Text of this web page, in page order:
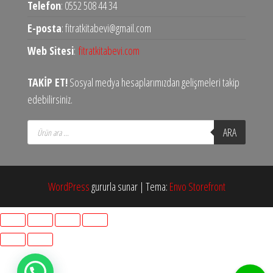
Telefon: 0552 508 44 34
E-posta: fitratkitabevi@gmail.com
Web Sitesi: fitratkitabevi.com
TAKİP ET!Sosyal medya hesaplarımızdan gelişmeleri takip
edebilirsiniz.
Products
search ARA
WordPressgururla sunar | Tema: Envo Storefront